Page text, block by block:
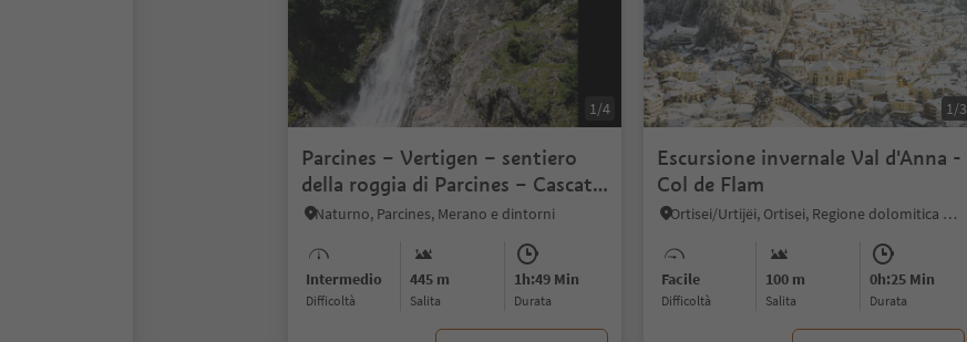
1/4
Parcines – Vertigen – sentiero
della roggia di Parcines – Cascata
di Parcines (sentiero Terrainkur
Naturno, Parcines, Merano e dintorni
Intermedio
Difficoltà
445 m
Salita
1h:49 Min
durata
1/3
Escursione invernale Val d'Anna -
Col de Flam
Ortisei/Urtijëi, Ortisei, Regione dolomitica Val Gardena
Facile
Difficoltà
100 m
Salita
0h:25 Min
durata